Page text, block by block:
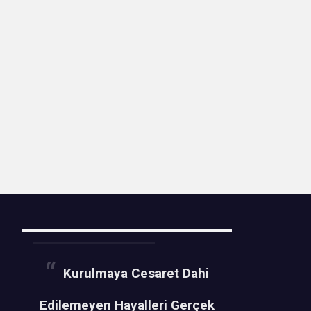
Kurulmaya Cesaret Dahi
Edilemeyen Hayalleri Gerçek